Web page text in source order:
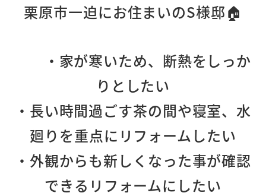
栗原市一迫にお住まいのS様邸🏠
・家が寒いため、断熱をしっか
りとしたい
・長い時間過ごす茶の間や寝室、水
廻りを重点にリフォームしたい
・外観からも新しくなった事が確認
できるリフォームにしたい